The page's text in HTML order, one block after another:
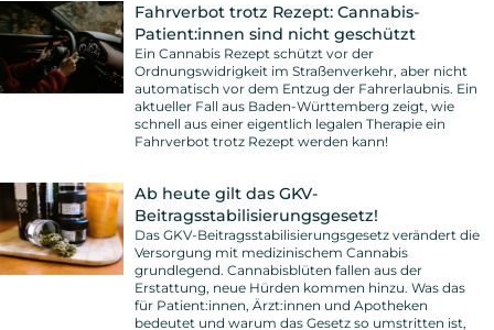
Fahrverbot trotz Rezept: Cannabis-
Patient:innen sind nicht geschützt
Ein Cannabis Rezept schützt vor der
Ordnungswidrigkeit im Straßenverkehr, aber nicht
automatisch vor dem Entzug der Fahrerlaubnis. Ein
aktueller Fall aus Baden-Württemberg zeigt, wie
schnell aus einer eigentlich legalen Therapie ein
Fahrverbot trotz Rezept werden kann!
Ab heute gilt das GKV-
Beitragsstabilisierungsgesetz!
Das GKV-Beitragsstabilisierungsgesetz verändert die
Versorgung mit medizinischem Cannabis
grundlegend. Cannabisblüten fallen aus der
Erstattung, neue Hürden kommen hinzu. Was das
für Patient:innen, Ärzt:innen und Apotheken
bedeutet und warum das Gesetz so umstritten ist,